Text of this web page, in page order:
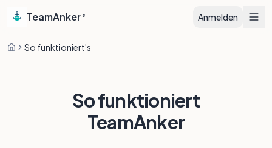
TeamAnker ® Anmelden
Startseite
So funktioniert's
So funktioniert
TeamAnker